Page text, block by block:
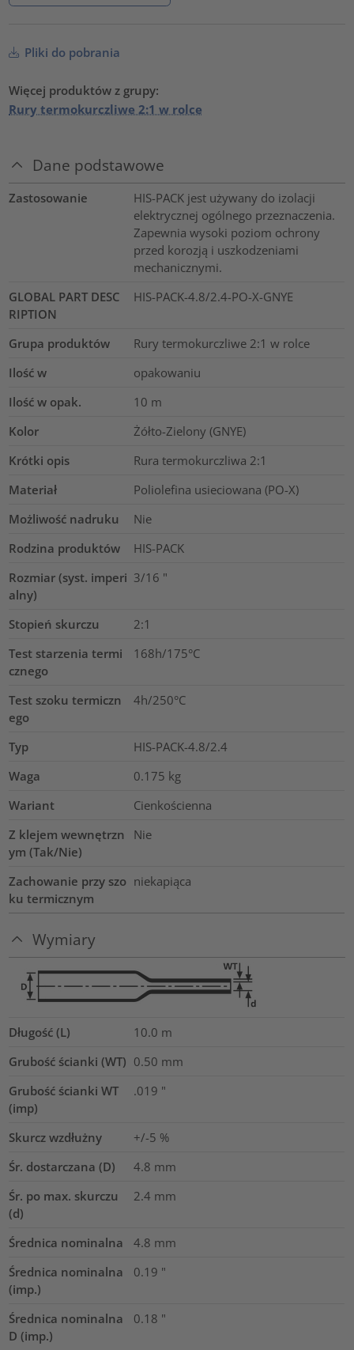
Pliki do pobrania
Więcej produktów z grupy:
Rury termokurczliwe 2:1 w rolce
Dane podstawowe
Zastosowanie
HIS-PACK jest używany do izolacji
elektrycznej ogólnego przeznaczenia.
Zapewnia wysoki poziom ochrony
przed korozją i uszkodzeniami
mechanicznymi.
GLOBAL PART DESC
RIPTION
HIS-PACK-4.8/2.4-PO-X-GNYE
Grupa produktów
Rury termokurczliwe 2:1 w rolce
Ilość w
opakowaniu
Ilość w opak.
10 m
Kolor
Żółto-Zielony (GNYE)
Krótki opis
Rura termokurczliwa 2:1
Materiał
Poliolefina usieciowana (PO-X)
Możliwość nadruku
Nie
Rodzina produktów
HIS-PACK
Rozmiar (syst. imperi
alny)
3/16 "
Stopień skurczu
2:1
Test starzenia termi
cznego
168h/175°C
Test szoku termiczn
ego
4h/250°C
Typ
HIS-PACK-4.8/2.4
Waga
0.175 kg
Wariant
Cienkościenna
Z klejem wewnętrzn
ym (Tak/Nie)
Nie
Zachowanie przy szo
ku termicznym
niekapiąca
Wymiary
Długość (L) 10.0 m
Grubość ścianki (WT) 0.50 mm
Grubość ścianki WT
(imp)
.019 "
Skurcz wzdłużny
+/-5 %
Śr. dostarczana (D)
4.8 mm
Śr. po max. skurczu
(d)
2.4 mm
Średnica nominalna 4.8 mm
Średnica nominalna
(imp.)
0.19 "
Średnica nominalna
D (imp.)
0.18 "